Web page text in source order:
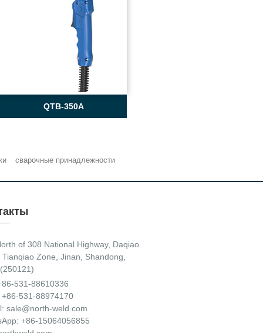
QTB-350A
сварочные принадлежности
of 308 National Highway, Daqiao
Tianqiao Zone, Jinan, Shandong,
531-88610336
531-88974170
sale@north-weld.com
+86-15064056855